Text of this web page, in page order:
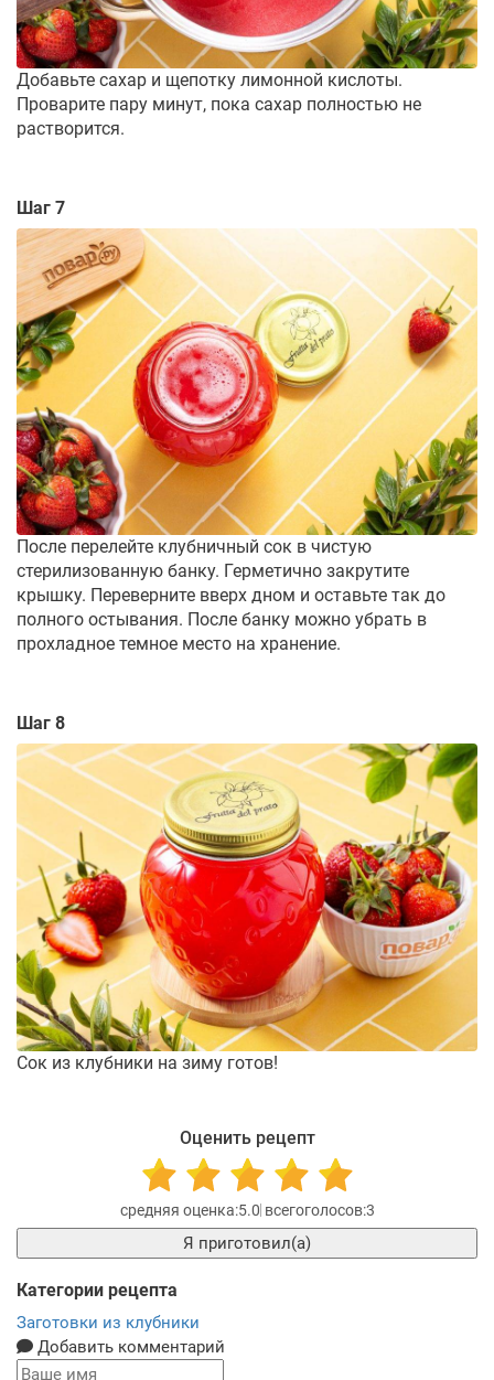
Добавьте сахар и щепотку лимонной кислоты.
Проварите пару минут, пока сахар полностью не
растворится.
Шаг 7
После перелейте клубничный сок в чистую
стерилизованную банку. Герметично закрутите
крышку. Переверните вверх дном и оставьте так до
полного остывания. После банку можно убрать в
прохладное темное место на хранение.
Шаг 8
Сок из клубники на зиму готов!
Оценить рецепт
5.0 3
Я приготовил(а)
Категории рецепта
Заготовки из клубники
Добавить комментарий